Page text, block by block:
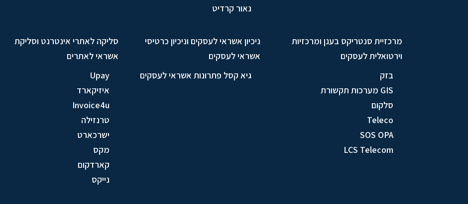
נאור קרדיט
מרכזיית סנטריקס בענן ומרכזיות
וירטואלית לעסקים
בזק
GIS מערכות תקשורת
סלקום
Teleco
SOS OPA
LCS Telecom
ניכיון אשראי לעסקים וניכיון כרטיסי
אשראי לעסקים
גיא קסל פתרונות אשראי לעסקים
סליקה לאתרי אינטרנט וסליקת
אשראי לאתרים
Upay
איזיקארד
Invoice4u
טרנזילה
ישרכארט
מקס
קארדקום
נייקס